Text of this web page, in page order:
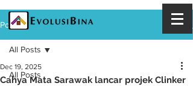
Post
All Posts
All Posts
Cahya Mata Sarawak lancar projek Clinker
Dec 19, 2025